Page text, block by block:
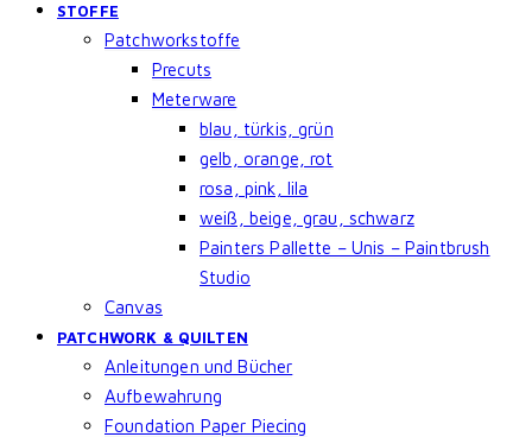
STOFFE
Patchworkstoffe
Precuts
Meterware
blau, türkis, grün
gelb, orange, rot
rosa, pink, lila
weiß, beige, grau, schwarz
Painters Pallette – Unis – Paintbrush
Studio
Canvas
PATCHWORK & QUILTEN
Anleitungen und Bücher
Aufbewahrung
Foundation Paper Piecing